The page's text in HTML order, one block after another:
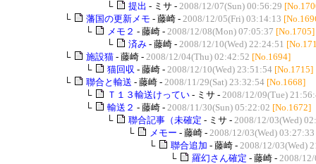
└
提出 - ミサ - 2008/12/07(Sun) 00:56:29
└
藩国の更新メモ - 藤崎 - 2008/12/05(Fri) 03:14:13
└
メモ２ - 藤崎 - 2008/12/08(Mon) 07:05:37 [No.1705]
└
済み - 藤崎 - 2008/12/10(Wed) 22:24:51
└
施設猫 - 藤崎 - 2008/12/04(Thu) 02:42:52 [No.1694]
└
猫回収 - 藤崎 - 2008/12/10(Wed) 23:51:54 [No.1715]
└
聯合と輸送 - 藤崎 - 2008/11/29(Sat) 23:32:54 [No.1668]
└
Ｔ１３輸送けってい - ミサ - 2008/12/09(Tue)
└
輸送２ - 藤崎 - 2008/11/30(Sun) 05:22:02 [No.1672]
└
聯合記事（未確定 - ミサ - 2008/12/03(Wed)
└
メモー - 藤崎 - 2008/12/03(Wed) 03:27:33
└
聯合追加 - 藤崎 - 2008/12/03(Wed)
└
羅幻さん確定 - 藤崎 - 2008/12/